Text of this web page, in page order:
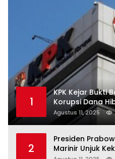
1
KPK Kejar Bukti
Korupsi Dana
Trenggalek
Agustus 11, 2025
2
Presiden
Marinir Unjuk